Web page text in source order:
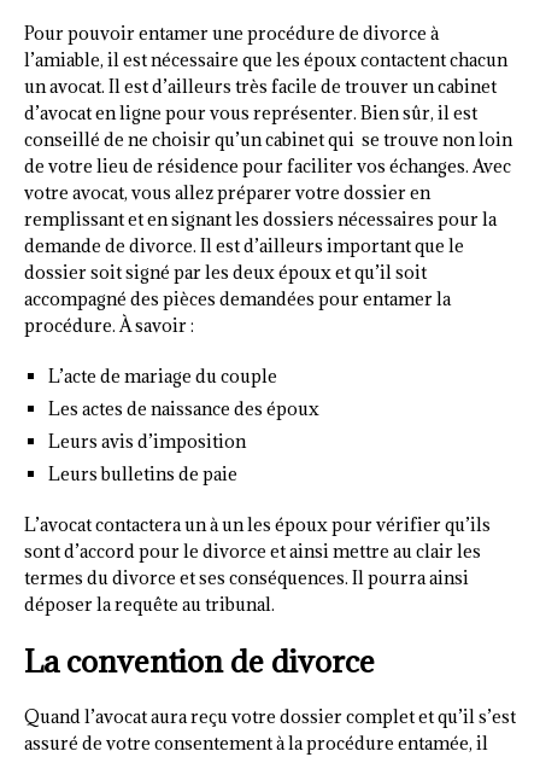
Pour pouvoir entamer une procédure de divorce à
l’amiable, il est nécessaire que les époux contactent chacun
un avocat. Il est d’ailleurs très facile de trouver un cabinet
d’avocat en ligne pour vous représenter. Bien sûr, il est
conseillé de ne choisir qu’un cabinet qui se trouve non loin
de votre lieu de résidence pour faciliter vos échanges. Avec
votre avocat, vous allez préparer votre dossier en
remplissant et en signant les dossiers nécessaires pour la
demande de divorce. Il est d’ailleurs important que le
dossier soit signé par les deux époux et qu’il soit
accompagné des pièces demandées pour entamer la
procédure. À savoir :
L’acte de mariage du couple
Les actes de naissance des époux
Leurs avis d’imposition
Leurs bulletins de paie
L’avocat contactera un à un les époux pour vérifier qu’ils
sont d’accord pour le divorce et ainsi mettre au clair les
termes du divorce et ses conséquences. Il pourra ainsi
déposer la requête au tribunal.
La convention de divorce
Quand l’avocat aura reçu votre dossier complet et qu’il s’est
assuré de votre consentement à la procédure entamée, il